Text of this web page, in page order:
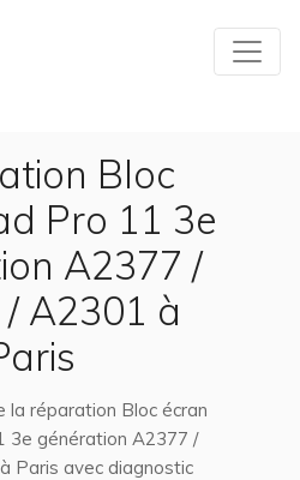
Bloc
Pro 11 3e
A2377 /
A2301 à
la réparation Bloc écran
3e génération A2377 /
Paris avec diagnostic